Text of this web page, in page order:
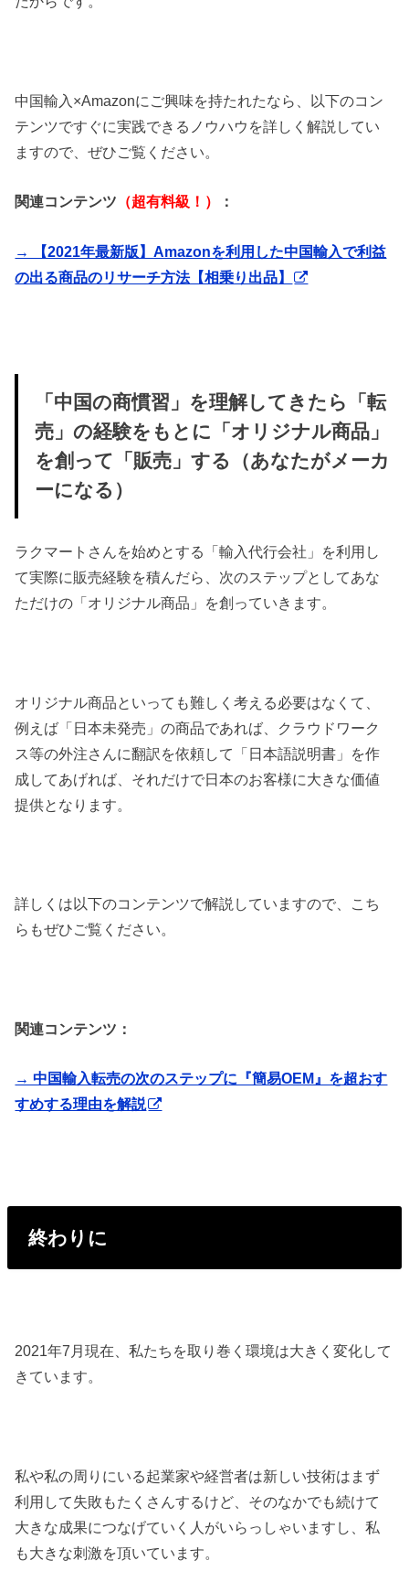
中国輸入×Amazonにご興味を持たれたなら、以下のコン
テンツですぐに実践できるノウハウを詳しく解説してい
ますので、ぜひご覧ください。
関連コンテンツ （超有料級！） ：
→ 【2021年最新版】Amazonを利用した中国輸入で利益
の出る商品のリサーチ方法【相乗り出品】
「中国の商慣習」を理解してきたら「転
売」の経験をもとに「オリジナル商品」
を創って「販売」する（あなたがメーカ
ーになる）
ラクマートさんを始めとする「輸入代行会社」を利用し
て実際に販売経験を積んだら、次のステップとしてあな
ただけの「オリジナル商品」を創っていきます。
オリジナル商品といっても難しく考える必要はなくて、
例えば「日本未発売」の商品であれば、クラウドワーク
ス等の外注さんに翻訳を依頼して「日本語説明書」を作
成してあげれば、それだけで日本のお客様に大きな価値
提供となります。
詳しくは以下のコンテンツで解説していますので、こち
らもぜひご覧ください。
関連コンテンツ：
→ 中国輸入転売の次のステップに『簡易OEM』を超おす
すめする理由を解説
終わりに
2021年7月現在、私たちを取り巻く環境は大きく変化して
きています。
私や私の周りにいる起業家や経営者は新しい技術はまず
利用して失敗もたくさんするけど、そのなかでも続けて
大きな成果につなげていく人がいらっしゃいますし、私
も大きな刺激を頂いています。